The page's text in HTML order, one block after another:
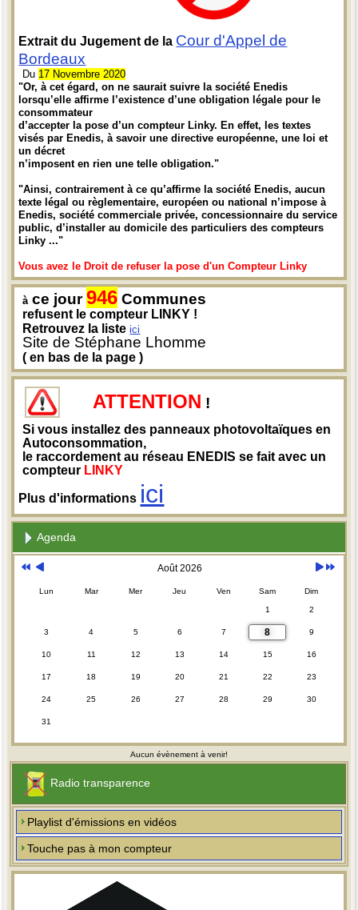
Extrait du Jugement de la Cour d'Appel de
Bordeaux
Du 17 Novembre 2020
"Or, à cet égard, on ne saurait suivre la société Enedis
lorsqu’elle affirme l’existence d’une obligation légale pour le
consommateur
d’accepter la pose d’un compteur Linky. En effet, les textes
visés par Enedis, à savoir une directive européenne, une loi et
un décret
n’imposent en rien une telle obligation."
"Ainsi, contrairement à ce qu’affirme la société Enedis, aucun
texte légal ou règlementaire, européen ou national n’impose à
Enedis, société commerciale privée, concessionnaire du service
public, d’installer au domicile des particuliers des compteurs
Linky ..."
Vous avez le Droit de refuser la pose d'un Compteur Linky
à ce jour946 Communes
refusent le compteur LINKY !
Retrouvez la listeici
Site de Stéphane Lhomme
( en bas de la page )
ATTENTION !
Si vous installez des panneaux photovoltaïques en
Autoconsommation,
le raccordement au réseau ENEDIS se fait avec un
compteur LINKY
Plus d'informations ici
Agenda
Août 2026
Lun Mar Mer Jeu Ven Sam Dim
1 2
3 4 5 6 7 8 9
10 11 12 13 14 15 16
17 18 19 20 21 22 23
24 25 26 27 28 29 30
31
Aucun évènement à venir!
Radio transparence
Playlist d'émissions en vidéos
Touche pas à mon compteur